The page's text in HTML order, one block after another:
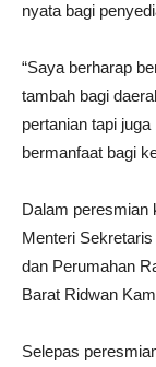
nyata bagi
“Saya berharap
tambah bagi
pertanian tapi
bermanfaat bagi
Dalam peresmian
Menteri
dan Perumahan
Barat Ridwan
Selepas